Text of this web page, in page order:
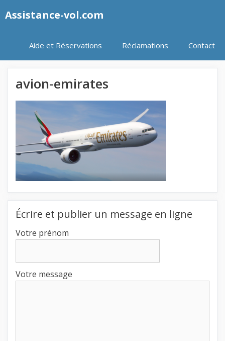
auAssistance-vol.com
Aide et Réservations Réclamations Contact
avion-emirates
Écrire et publier un message en ligne
Votre prénom
Votre message